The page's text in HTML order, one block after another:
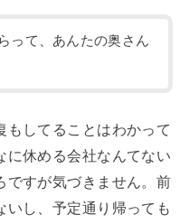
って、あんたの奥さん
もしてることはわかって
に休める会社なんてない
ですが気づきません。前
いし、予定通り帰っても